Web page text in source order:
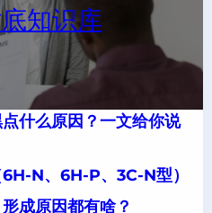
知识库
什么原因？一文给你说
N、6H-P、3C-N型）
成原因都有啥？